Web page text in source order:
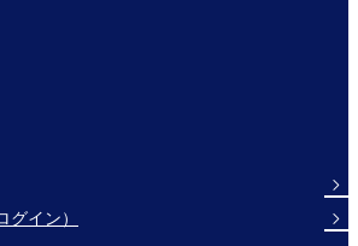
グイン）